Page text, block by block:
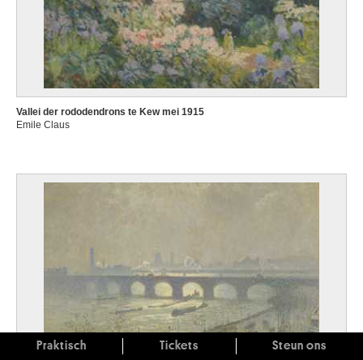
Vallei der rododendrons te Kew mei 1915
Emile Claus
Praktisch Tickets Steun ons